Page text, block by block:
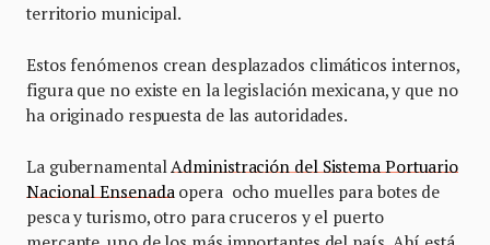
territorio municipal.
Estos fenómenos crean desplazados climáticos internos,
figura que no existe en la legislación mexicana, y que no
ha originado respuesta de las autoridades.
La gubernamental Administración del Sistema Portuario
Nacional Ensenada opera ocho muelles para botes de
pesca y turismo, otro para cruceros y el puerto